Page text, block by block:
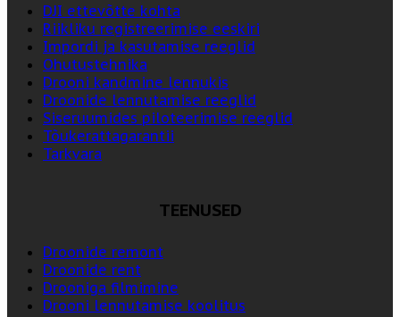
DJI ettevõtte kohta
Riikliku registreerimise eeskiri
Impordi ja kasutamise reeglid
Ohutustehnika
Drooni kandmine lennukis
Droonide lennutamise reeglid
Siseruumides piloteerimise reeglid
Tõukerattagarantii
Tarkvara
TEENUSED
Droonide remont
Droonide rent
Drooniga filmimine
Drooni lennutamise koolitus